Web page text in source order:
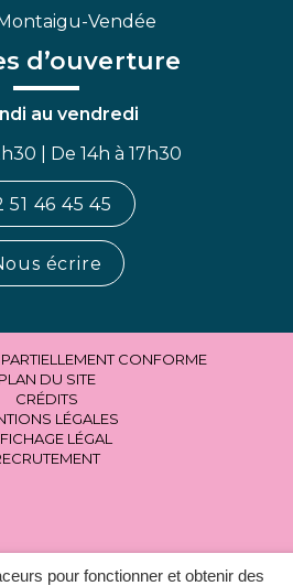
pour fonctionner et obtenir des
Vendée
d’ouverture
au vendredi
| De 14h à 17h30
51 46 45 45
écrire
CONFORME
PLAN DU SITE
CRÉDITS
LÉGALES
LÉGAL